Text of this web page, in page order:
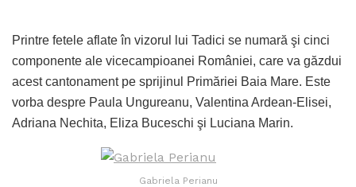
Printre fetele aflate în vizorul lui Tadici se numară şi cinci
componente ale vicecampioanei României, care va găzdui
acest cantonament pe sprijinul Primăriei Baia Mare. Este
vorba despre Paula Ungureanu, Valentina Ardean-Elisei,
Adriana Nechita, Eliza Buceschi şi Luciana Marin.
Gabriela Perianu